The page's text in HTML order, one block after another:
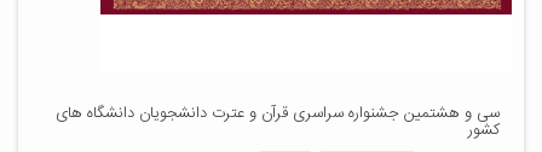
سی و هشتمین جشنواره سراسری قرآن و عترت دانشجویان دانشگاه های
کشور